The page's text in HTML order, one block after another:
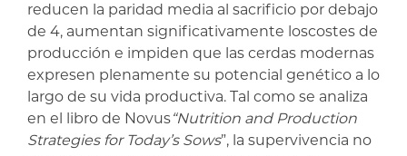
reducen la paridad media al sacrificio por debajo
de 4, aumentan significativamente loscostes de
producción e impiden que las cerdas modernas
expresen plenamente su potencial genético a lo
largo de su vida productiva. Tal como se analiza
en el libro de Novus“Nutrition and Production
Strategies for Today’s Sows”, la supervivencia no